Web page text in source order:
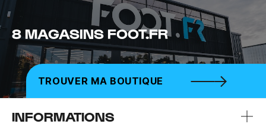
8 MAGASINS FOOT.FR
TROUVER MA BOUTIQUE
INFORMATIONS